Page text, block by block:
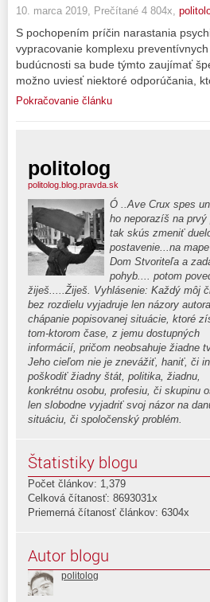
10. marca 2019, Prečítané 4 804x,
S pochopením príčin narastania
vypracovanie komplexu
budúcnosti sa bude týmto zaujímať
možno uviesť niektoré odporúčania,
Pokračovanie článku
politolog
politolog.blog.pravda.sk
Ó ..Ave Crux spes
ho neporazíš na prvý
tak skús zmeniť
postavenie...na
Dom Stvoriteľa a
pohyb.... potom
žiješ.....Žiješ. Vyhlásenie: Každý môj
bez rozdielu vyjadruje len názory
chápanie popisovanej situácie, ktoré
tom-ktorom čase, z jemu dostupných
informácií, pričom neobsahuje žiadne
Jeho cieľom nie je znevážiť, haniť, či
poškodiť žiadny štát, politika, žiadnu,
konkrétnu osobu, profesiu, či skupinu
len slobodne vyjadriť svoj názor na
situáciu, či spoločenský problém.
Štatistiky blogu
Počet článkov: 1,379
Celková čítanosť: 8693031x
Priemerná čítanosť článkov: 6304x
Autor blogu
politolog